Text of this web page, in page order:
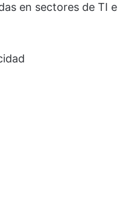
en sectores de TI e